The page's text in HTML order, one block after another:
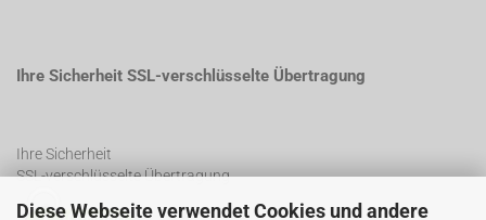
Diese Webseite verwendet Cookies und andere
Ihre Sicherheit SSL-verschlüsselte Übertragung
Ihre Sicherheit
SSL-verschlüsselte Übertragung